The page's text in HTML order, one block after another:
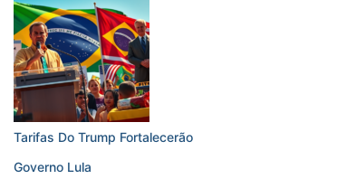
Tarifas Do Trump Fortalecerão
Governo Lula